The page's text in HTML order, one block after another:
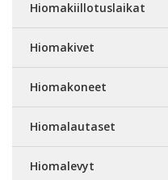
Hiomakiillotuslaikat
Hiomakivet
Hiomakoneet
Hiomalautaset
Hiomalevyt